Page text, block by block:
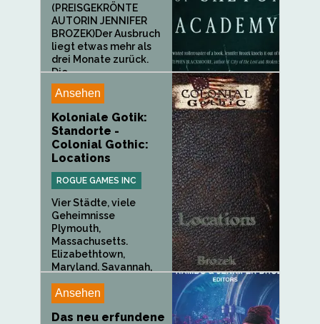
(PREISGEKRÖNTE
AUTORIN JENNIFER
BROZEK)Der Ausbruch
liegt etwas mehr als
drei Monate zurück.
Die...
Ansehen
Koloniale Gotik:
Standorte -
Colonial Gothic:
Locations
ROGUE GAMES INC
Vier Städte, viele
Geheimnisse
Plymouth,
Massachusetts.
Elizabethtown,
Maryland. Savannah,
Ansehen
Das neu erfundene